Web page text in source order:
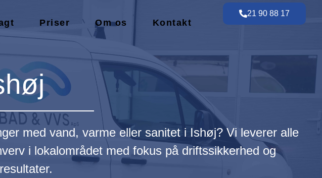
Priser Om os Kontakt
21 90 88 17
med vand, varme eller sanitet i Ishøj? Vi leverer alle
i lokalområdet med fokus på driftssikkerhed og